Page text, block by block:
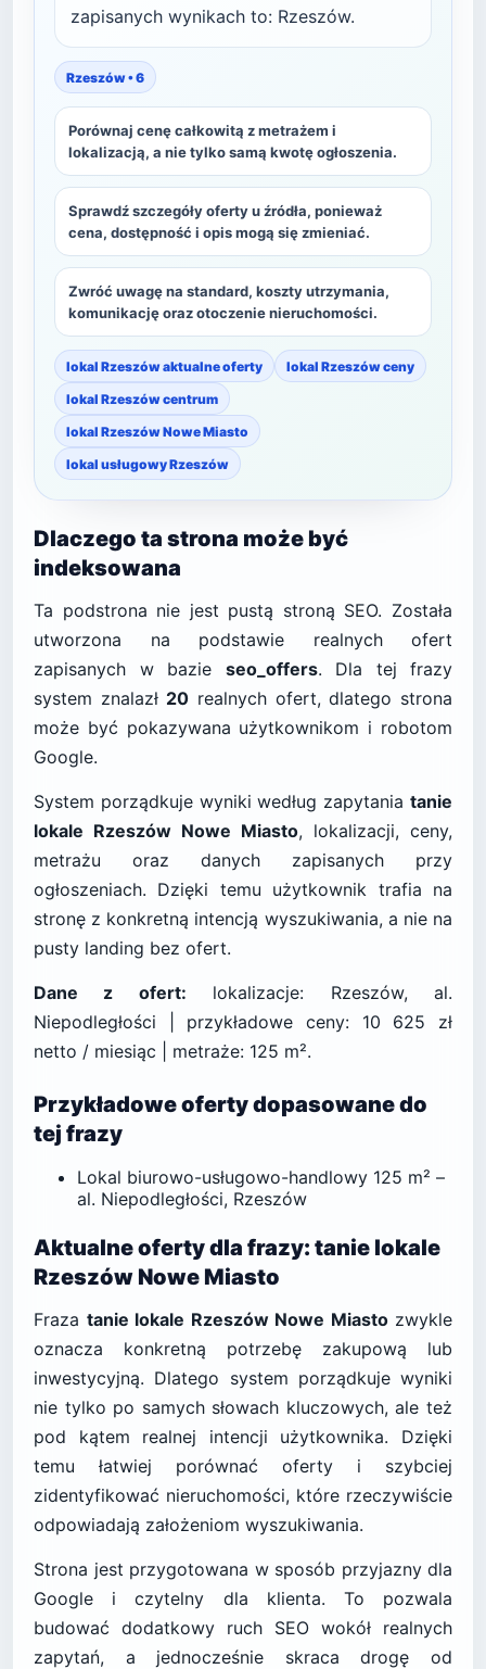
zapisanych wynikach to: Rzeszów.
Rzeszów • 6
Porównaj cenę całkowitą z metrażem i
lokalizacją, a nie tylko samą kwotę ogłoszenia.
Sprawdź szczegóły oferty u źródła, ponieważ
cena, dostępność i opis mogą się zmieniać.
Zwróć uwagę na standard, koszty utrzymania,
komunikację oraz otoczenie nieruchomości.
lokal Rzeszów aktualne oferty
lokal Rzeszów ceny
lokal Rzeszów centrum
lokal Rzeszów Nowe Miasto
lokal usługowy Rzeszów
Dlaczego ta strona może być
indeksowana
Ta podstrona nie jest pustą stroną SEO. Została
utworzona na podstawie realnych ofert
zapisanych w bazie seo_offers. Dla tej frazy
system znalazł 20 realnych ofert, dlatego strona
może być pokazywana użytkownikom i robotom
Google.
System porządkuje wyniki według zapytania tanie
lokale Rzeszów Nowe Miasto, lokalizacji, ceny,
metrażu oraz danych zapisanych przy
ogłoszeniach. Dzięki temu użytkownik trafia na
stronę z konkretną intencją wyszukiwania, a nie na
pusty landing bez ofert.
Dane z ofert: lokalizacje: Rzeszów, al.
Niepodległości | przykładowe ceny: 10 625 zł
netto / miesiąc | metraże: 125 m².
Przykładowe oferty dopasowane do
tej frazy
Lokal biurowo-usługowo-handlowy 125 m² –
al. Niepodległości, Rzeszów
Aktualne oferty dla frazy: tanie lokale
Rzeszów Nowe Miasto
Fraza tanie lokale Rzeszów Nowe Miastozwykle
oznacza konkretną potrzebę zakupową lub
inwestycyjną. Dlatego system porządkuje wyniki
nie tylko po samych słowach kluczowych, ale też
pod kątem realnej intencji użytkownika. Dzięki
temu łatwiej porównać oferty i szybciej
zidentyfikować nieruchomości, które rzeczywiście
odpowiadają założeniom wyszukiwania.
Strona jest przygotowana w sposób przyjazny dla
Google i czytelny dla klienta. To pozwala
budować dodatkowy ruch SEO wokół realnych
zapytań, a jednocześnie skraca drogę od